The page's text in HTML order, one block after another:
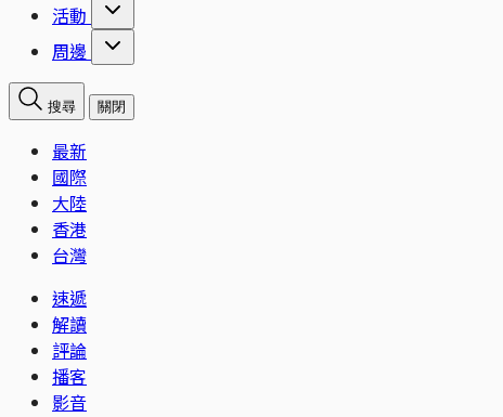
活動
周邊
搜尋 關閉
最新
國際
大陸
香港
台灣
速遞
解讀
評論
播客
影音